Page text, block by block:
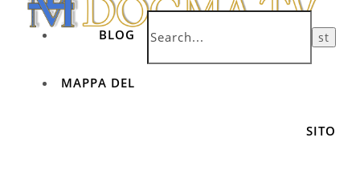
BLOG
MAPPA DEL
SITO